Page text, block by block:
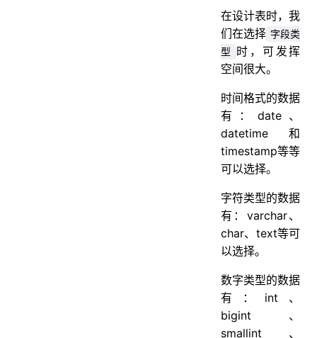
在设计表时，我
们在选择 字段类
型
时，可发挥
空间很大。
时间格式的数据
有：date、
datetime和
timestamp等等
可以选择。
字符类型的数据
有：varchar、
char、text等可
以选择。
数字类型的数据
有：int、
bigint、
smallint、